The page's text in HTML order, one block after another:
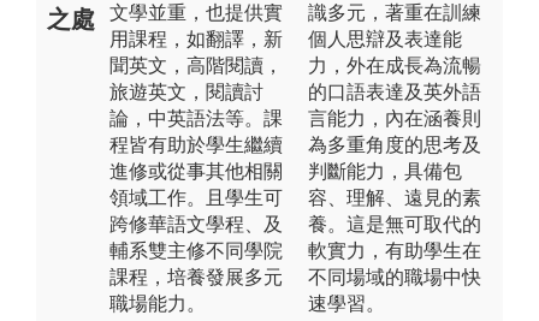
之處
文學並重，也提供實
用課程，如翻譯，新
聞英文，高階閱讀，
旅遊英文，閱讀討
論，中英語法等。課
程皆有助於學生繼續
進修或從事其他相關
領域工作。且學生可
跨修華語文學程、及
輔系雙主修不同學院
課程，培養發展多元
職場能力。
識多元，著重在訓練
個人思辯及表達能
力，外在成長為流暢
的口語表達及英外語
言能力，內在涵養則
為多重角度的思考及
判斷能力，具備包
容、理解、遠見的素
養。這是無可取代的
軟實力，有助學生在
不同場域的職場中快
速學習。